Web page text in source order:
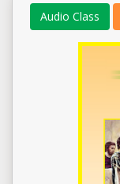
Audio Class